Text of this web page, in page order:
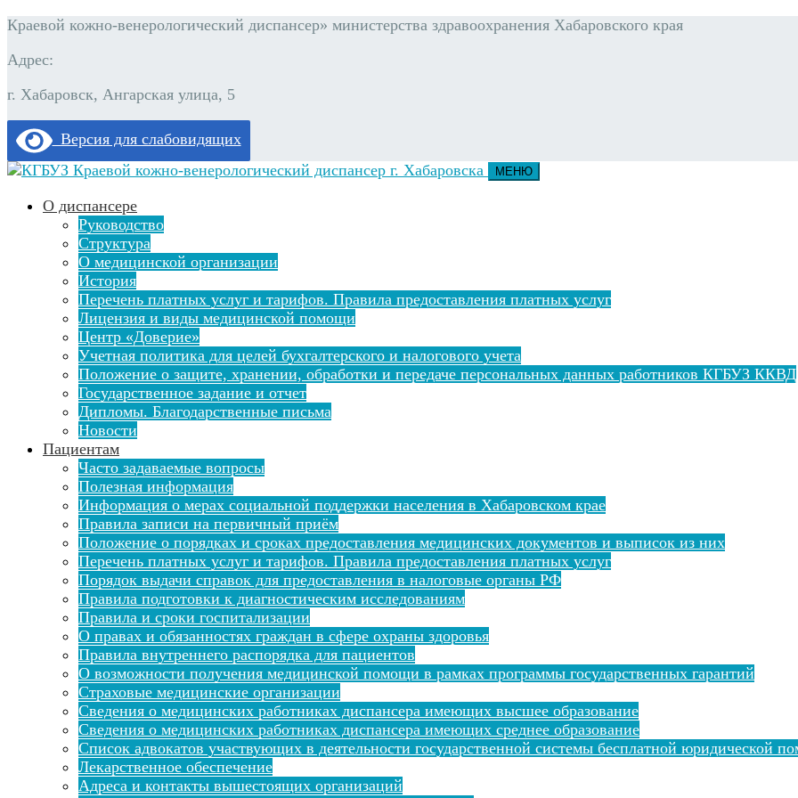
Краевой кожно-венерологический диспансер» министерства здравоохранения Хабаровского края
Адрес:
г. Хабаровск, Ангарская улица, 5
Версия для слабовидящих
МЕНЮ
О диспансере
Руководство
Структура
О медицинской организации
История
Перечень платных услуг и тарифов. Правила предоставления платных услуг
Лицензия и виды медицинской помощи
Центр «Доверие»
Учетная политика для целей бухгалтерского и налогового учета
Положение о защите, хранении, обработки и передаче персональных данных работников КГБУЗ ККВД
Государственное задание и отчет
Дипломы. Благодарственные письма
Новости
Пациентам
Часто задаваемые вопросы
Полезная информация
Информация о мерах социальной поддержки населения в Хабаровском крае
Правила записи на первичный приём
Положение о порядках и сроках предоставления медицинских документов и выписок из них
Перечень платных услуг и тарифов. Правила предоставления платных услуг
Порядок выдачи справок для предоставления в налоговые органы РФ
Правила подготовки к диагностическим исследованиям
Правила и сроки госпитализации
О правах и обязанностях граждан в сфере охраны здоровья
Правила внутреннего распорядка для пациентов
О возможности получения медицинской помощи в рамках программы государственных гарантий
Страховые медицинские организации
Сведения о медицинских работниках диспансера имеющих высшее образование
Сведения о медицинских работниках диспансера имеющих среднее образование
Список адвокатов участвующих в деятельности государственной системы бесплатной юридической
Лекарственное обеспечение
Адреса и контакты вышестоящих организаций